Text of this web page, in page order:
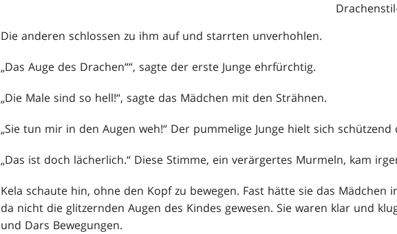
Die anderen schlossen zu ihm auf und starrten unverhohlen.
„Das Auge des Drachen““, sagte der erste Junge ehrfürchtig.
„Die Male sind so hell!“, sagte das Mädchen mit den Strähnen.
„Sie tun mir in den Augen weh!“ Der pummelige Junge hielt sich
„Das ist doch lächerlich.“ Diese Stimme, ein verärgertes Murmeln, kam
Kela schaute hin, ohne den Kopf zu bewegen. Fast hätte sie das Mädchen
da nicht die glitzernden Augen des Kindes gewesen. Sie waren klar und
und Dars Bewegungen.